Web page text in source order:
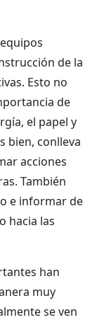
de la
Esto no
de
el papel y
bien, conlleva
acciones
También
e informar de
hacia las
han
muy
se ven